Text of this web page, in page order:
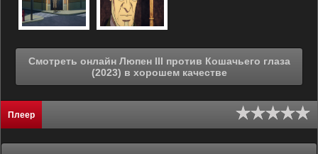
Смотреть онлайн Люпен III против Кошачьего глаза
(2023) в хорошем качестве
Плеер